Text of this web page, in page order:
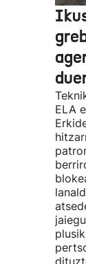
ELA